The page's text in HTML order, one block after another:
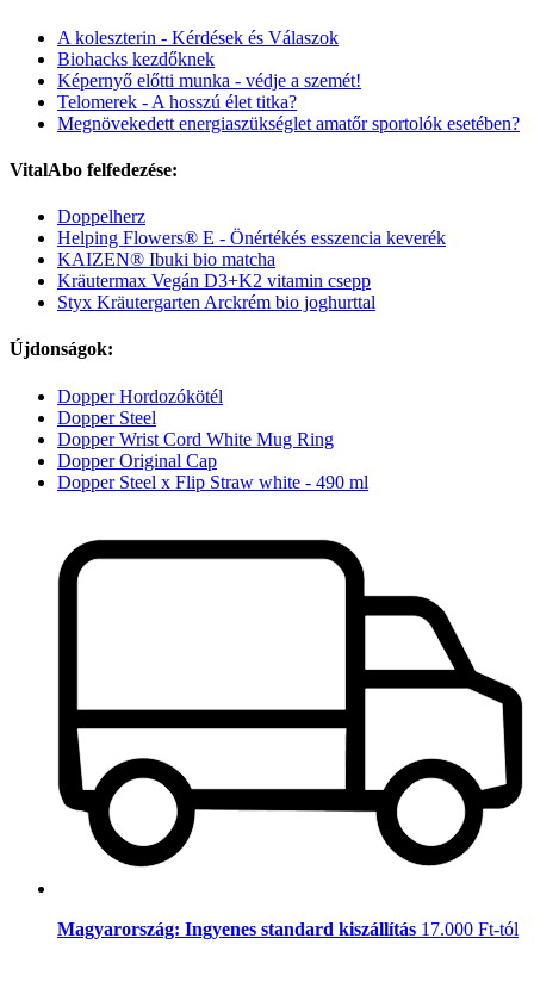
A koleszterin - Kérdések és Válaszok
Biohacks kezdőknek
Képernyő előtti munka - védje a szemét!
Telomerek - A hosszú élet titka?
Megnövekedett energiaszükséglet amatőr sportolók esetében?
VitalAbo felfedezése:
Doppelherz
Helping Flowers® E - Önértékés esszencia keverék
KAIZEN® Ibuki bio matcha
Kräutermax Vegán D3+K2 vitamin csepp
Styx Kräutergarten Arckrém bio joghurttal
Újdonságok:
Dopper Hordozókötél
Dopper Steel
Dopper Wrist Cord White Mug Ring
Dopper Original Cap
Dopper Steel x Flip Straw white - 490 ml
Magyarország: Ingyenes standard kiszállítás 17.000 Ft-tól